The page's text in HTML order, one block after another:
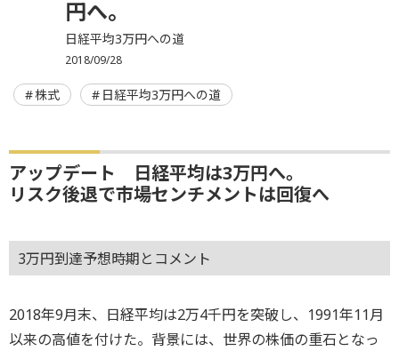
円へ。
日経平均3万円への道
2018/09/28
株式 日経平均3万円への道
アップデート 日経平均は3万円へ。
リスク後退で市場センチメントは回復へ
3万円到達予想時期とコメント
2018年9月末、日経平均は2万4千円を突破し、1991年11月
以来の高値を付けた。背景には、世界の株価の重石となっ